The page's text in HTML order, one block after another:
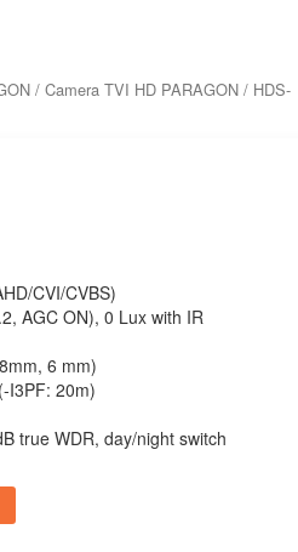
/ Camera TVI HD PARAGON / HDS-
CVI/CVBS)
AGC ON), 0 Lux with IR
6 mm)
I3PF: 20m)
true WDR, day/night switch